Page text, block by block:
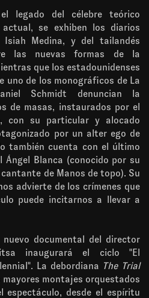
legado del célebre teórico
se exhiben los diarios
Isiah Medina, y del tailandés
las nuevas formas de la
que los estadounidenses
uno de los monográficos de La
Schmidt denuncian la
de masas, instaurados por el
con su particular y alocado
por un alter ego de
también cuenta con el último
Ángel Blanca (conocido por su
de Manos de topo). Su
advierte de los crímenes que
puede incitarnos a llevar a
documental del director
inaugurará el ciclo "El
La debordiana The Trial
montajes orquestados
espectáculo, desde el espíritu